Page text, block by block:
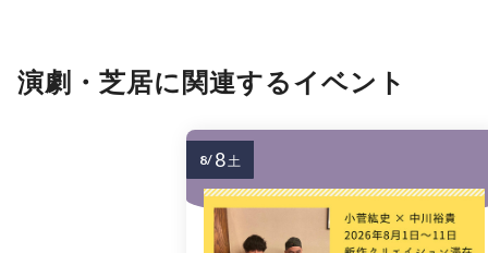
演劇・芝居に関連するイベント
8/ 8土